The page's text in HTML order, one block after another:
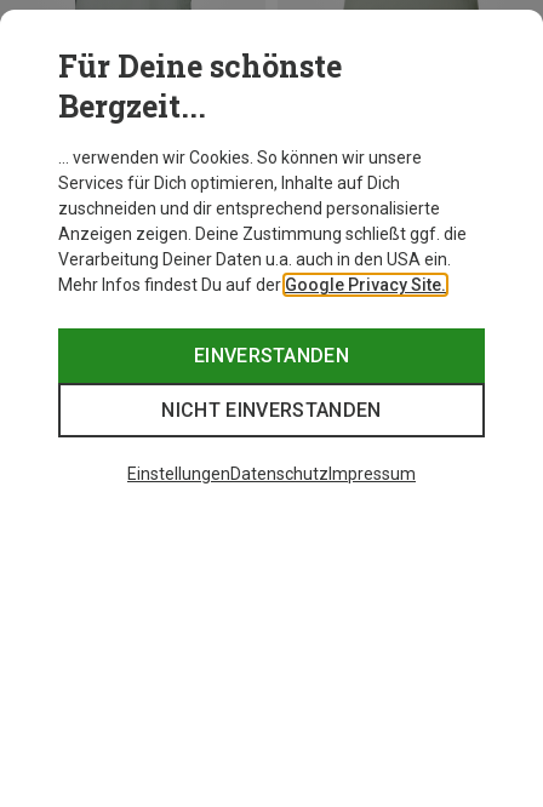
Herren Vertic Pro SL T-Shirt
L
Für Deine schönste
Bergzeit...
… verwenden wir Cookies. So können wir unsere
Services für Dich optimieren, Inhalte auf Dich
zuschneiden und dir entsprechend personalisierte
Anzeigen zeigen. Deine Zustimmung schließt ggf. die
Verarbeitung Deiner Daten u.a. auch in den USA ein.
Mehr Infos findest Du auf der Google Privacy Site.
EINVERSTANDEN
NICHT EINVERSTANDEN
EinstellungenDatenschutz Impressum